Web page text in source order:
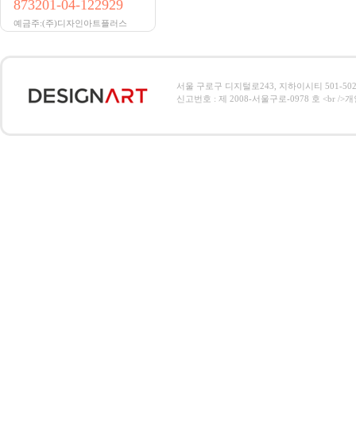
873201-04-122929
예금주:(주)디자인아트플러스
서울 구로구 디지털로243, 지하이시티 501-
신고번호 : 제 2008-서울구로-0978 호 <br />